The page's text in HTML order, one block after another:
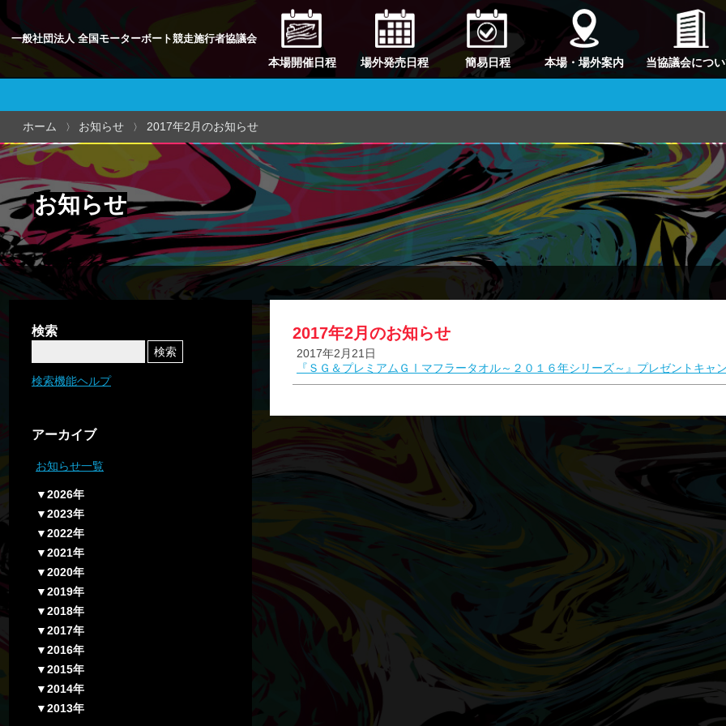
一般社団法人 全国モーターボート競走施行者協議会
本場開催日程 場外発売日程 簡易日程 本場・場外案内 当協議会につ
お知らせ
ホーム お知らせ 2017年2月のお知らせ
検索
検索機能ヘルプ
アーカイブ
お知らせ一覧
▼2026年
▼2023年
▼2022年
▼2021年
▼2020年
▼2019年
▼2018年
▼2017年
▼2016年
▼2015年
▼2014年
▼2013年
2017年2月のお知らせ
2017年2月21日
『ＳＧ＆プレミアムＧⅠマフラータオル～２０１６年シリーズ～』プレゼントキャ